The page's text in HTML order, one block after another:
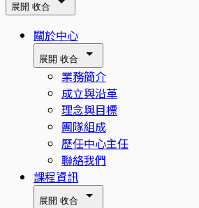
展開 收合
關於中心
展開 收合
業務簡介
成立與沿革
理念與目標
團隊組成
歷任中心主任
聯絡我們
課程資訊
展開 收合